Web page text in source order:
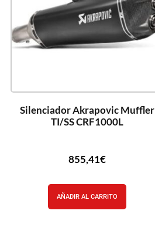
Silenciador Akrapovic Muffler
TI/SS CRF1000L
855,41€
AÑADIR AL CARRITO